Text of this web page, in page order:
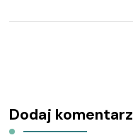
Dodaj komentarz